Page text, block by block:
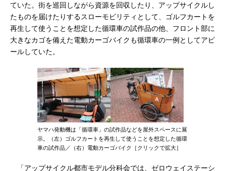
ていた。街を巡回しながら資源を回収したり、アップサイクルし
たものを届けたりするスローモビリティとして、ゴルフカートを
再生して使うことを想定した循環車の試作品の他、フロント部に
大きなカゴを備えた電動カーゴバイクも循環車の一例としてアピ
ールしていた。
ヤマハ発動機は「循環車」の試作品などを屋外スペースに展
示。（左）ゴルフカートを再生して使うことを想定した循環
車の試作品／（右）電動カーゴバイク［クリックで拡大］
「アップサイクル都市モデル分科会では、ゼロウェイステーシ